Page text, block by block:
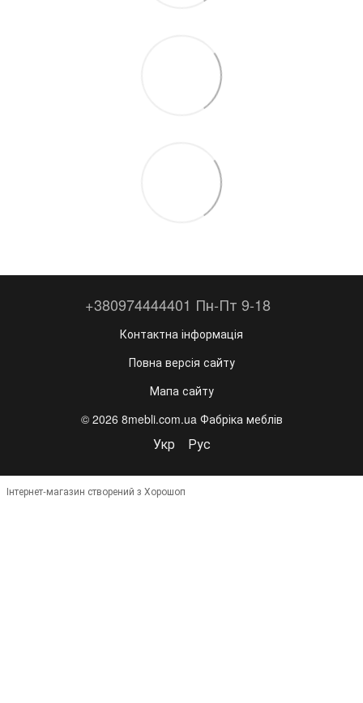
+380974444401 Пн-Пт 9-18
Контактна інформація
Повна версія сайту
Мапа сайту
© 2026 8mebli.com.ua Фабріка меблів
Укр Рус
Інтернет-магазин створений з Хорошоп